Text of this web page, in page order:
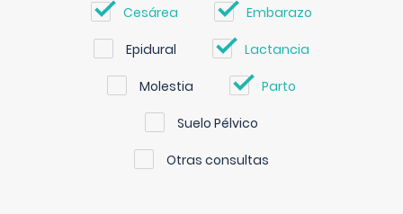
Cesárea Embarazo
Epidural Lactancia
Molestia Parto
Suelo Pélvico
Otras consultas